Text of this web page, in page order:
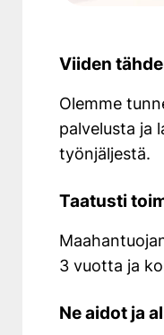
Yksi
Seinän
asennus
kartiointi
Viiden
Olemme
palvelusta ja
työnjäljestä.
Taatusti
3 vuotta ja
Ne aidot ja